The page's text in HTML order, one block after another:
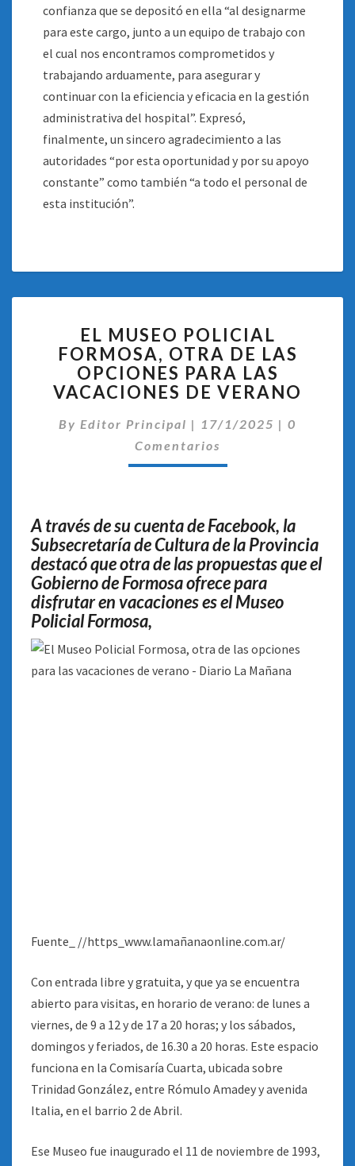
confianza que se depositó en ella “al designarme
para este cargo, junto a un equipo de trabajo con
el cual nos encontramos comprometidos y
trabajando arduamente, para asegurar y
continuar con la eficiencia y eficacia en la gestión
administrativa del hospital”. Expresó,
finalmente, un sincero agradecimiento a las
autoridades “por esta oportunidad y por su apoyo
constante” como también “a todo el personal de
esta institución”.
MUSEO
POLICIAL
FORMOSA,
OTRA
LAS
OPCIONES
VERANO
EL MUSEO POLICIAL
FORMOSA, OTRA DE LAS
OPCIONES PARA LAS
VACACIONES DE VERANO
By Editor Principal | 17/1/2025 | 0
Comentarios
A través de su cuenta de Facebook, la
Subsecretaría de Cultura de la Provincia
destacó que otra de las propuestas que el
Gobierno de Formosa ofrece para
disfrutar en vacaciones es el Museo
Policial Formosa,
Fuente_ //https_www.lamañanaonline.com.ar/
Con entrada libre y gratuita, y que ya se encuentra
abierto para visitas, en horario de verano: de lunes a
viernes, de 9 a 12 y de 17 a 20 horas; y los sábados,
domingos y feriados, de 16.30 a 20 horas. Este espacio
funciona en la Comisaría Cuarta, ubicada sobre
Trinidad González, entre Rómulo Amadey y avenida
Italia, en el barrio 2 de Abril.
Ese Museo fue inaugurado el 11 de noviembre de 1993,